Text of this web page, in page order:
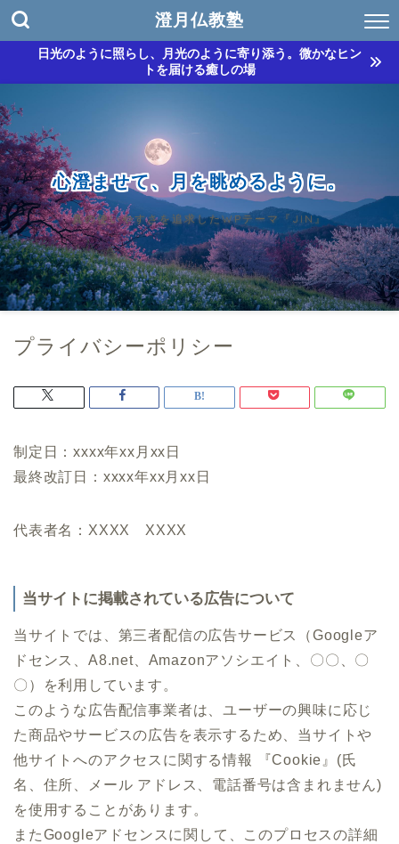
澄月仏教塾
日光のように照らし、月光のように寄り添う。微かなヒン
トを届ける癒しの場
心澄ませて、月を眺めるように。
真の使いやすさを追求したWPテーマ『JIN』
プライバシーポリシー
制定日：xxxx年xx月xx日
最終改訂日：xxxx年xx月xx日
代表者名：XXXX XXXX
当サイトに掲載されている広告について
当サイトでは、第三者配信の広告サービス（Googleア
ドセンス、A8.net、Amazonアソシエイト、〇〇、〇
〇）を利用しています。
このような広告配信事業者は、ユーザーの興味に応じ
た商品やサービスの広告を表示するため、当サイトや
他サイトへのアクセスに関する情報 『Cookie』(氏
名、住所、メール アドレス、電話番号は含まれません)
を使用することがあります。
またGoogleアドセンスに関して、このプロセスの詳細